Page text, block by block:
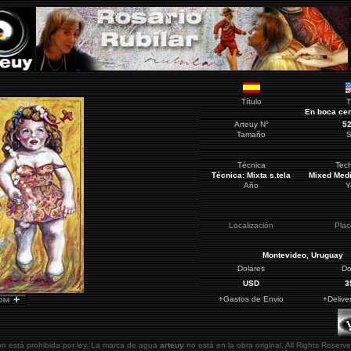
Título
En boca
Arteuy N°
Tamaño
Técnica
Técnica: Mixta s.tela
Mixed
Año
Localización
Montevideo, Uruguay
Dolares
USD
+Gastos de Envio
está prohibida por ley. La marca de aguaarteuyno está en la obra original.All Rights